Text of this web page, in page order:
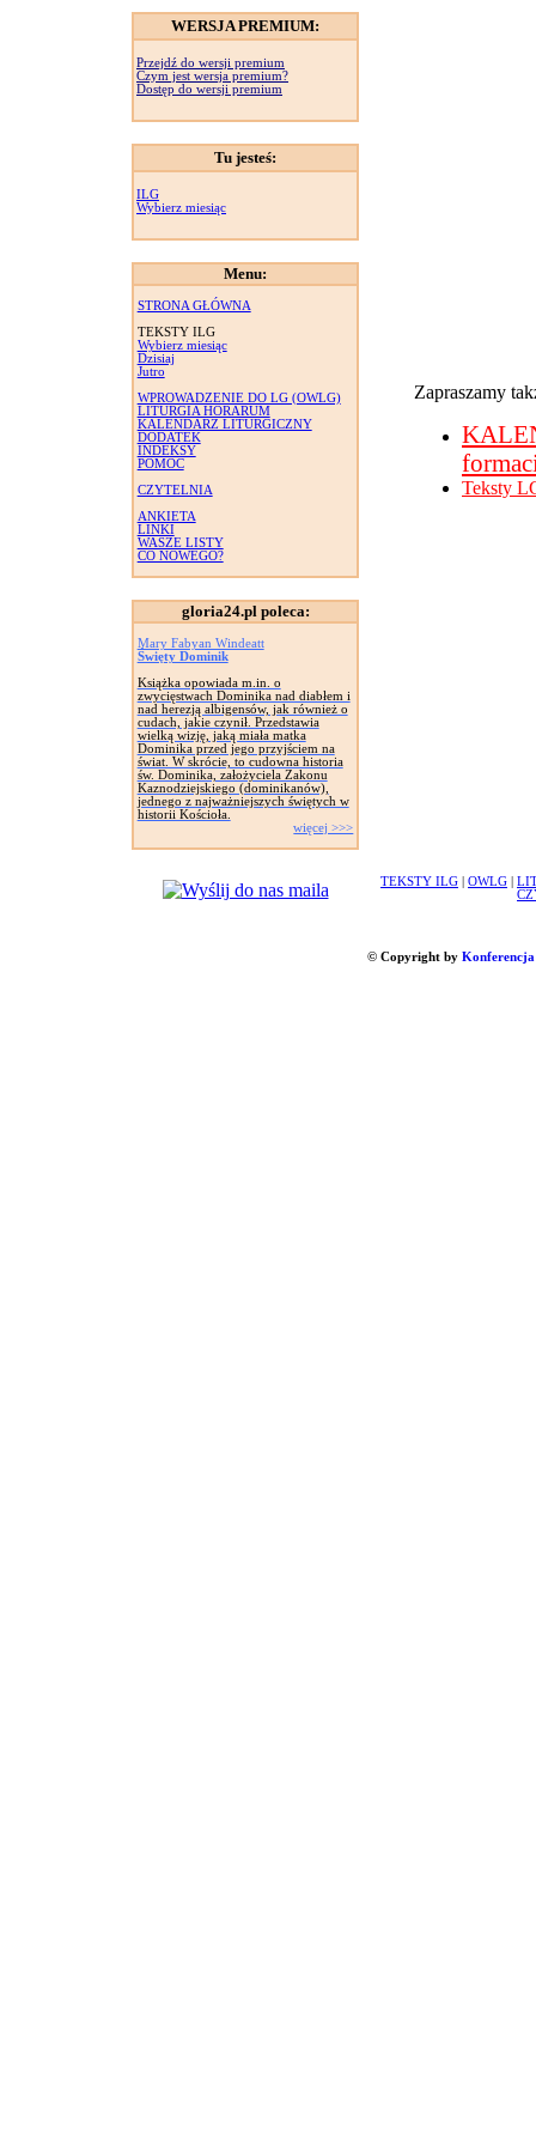
WERSJA PREMIUM:
Przejdź do wersji premium
Czym jest wersja premium?
Dostęp do wersji premium
Tu jesteś:
ILG
Wybierz miesiąc
Menu:
STRONA GŁÓWNA
TEKSTY ILG
Wybierz miesiąc
Dzisiaj
Jutro
WPROWADZENIE DO LG (OWLG)
LITURGIA HORARUM
KALENDARZ LITURGICZNY
DODATEK
INDEKSY
POMOC
CZYTELNIA
ANKIETA
LINKI
WASZE LISTY
CO NOWEGO?
gloria24.pl poleca:
Mary Fabyan Windeatt
Święty Dominik
Książka opowiada m.in. o
zwycięstwach Dominika nad diabłem i
nad herezją albigensów, jak również o
cudach, jakie czynił. Przedstawia
wielką wizję, jaką miała matka
Dominika przed jego przyjściem na
świat. W skrócie, to cudowna historia
św. Dominika, założyciela Zakonu
Kaznodziejskiego (dominikanów),
jednego z najważniejszych świętych w
historii Kościoła.
więcej >>>
Zapraszamy
Teksty
TEKSTY ILG OWLG
© Copyright by Konferencja